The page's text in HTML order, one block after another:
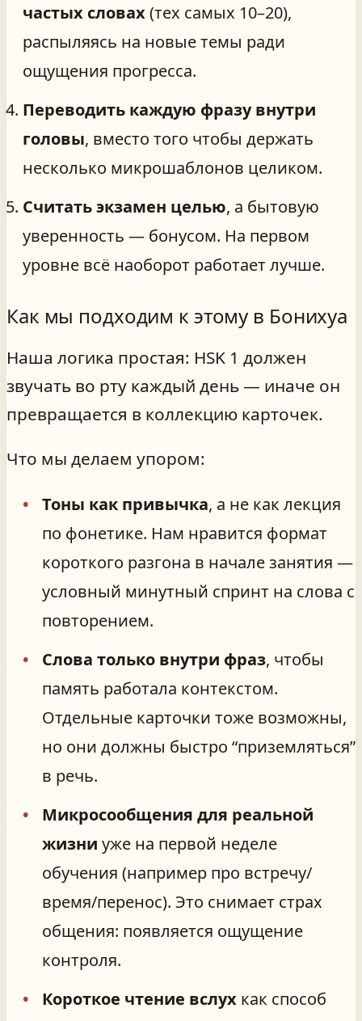
частых словах(тех самых 10–20),
распыляясь на новые темы ради
ощущения прогресса.
Переводить каждую фразу внутри
головы, вместо того чтобы держать
несколько микрошаблонов целиком.
Считать экзамен целью, а бытовую
уверенность — бонусом. На первом
уровне всё наоборот работает лучше.
Как мы подходим к этому в Бонихуа
Наша логика простая: HSK 1 должен
звучать во рту каждый день — иначе он
превращается в коллекцию карточек.
Что мы делаем упором:
Тоны как привычка, а не как лекция
по фонетике. Нам нравится формат
короткого разгона в начале занятия —
условный минутный спринт на слова с
повторением.
Слова только внутри фраз, чтобы
память работала контекстом.
Отдельные карточки тоже возможны,
но они должны быстро “приземляться”
в речь.
Микросообщения для реальной
жизни уже на первой неделе
обучения (например про встречу/
время/перенос). Это снимает страх
общения: появляется ощущение
контроля.
Короткое чтение вслух как способ